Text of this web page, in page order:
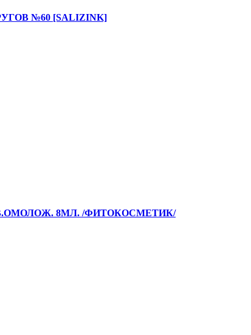
№60 [SALIZINK]
8МЛ. /ФИТОКОСМЕТИК/